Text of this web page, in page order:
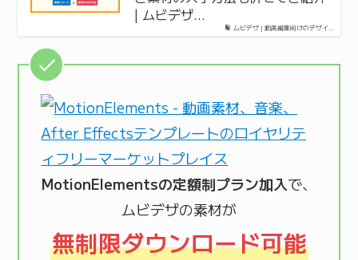
ムビデザ | 動画編集向けのデザイ…
| ムビデザ…
MotionElementsの定額制プラン加入で、
ムビデザの素材が
無制限ダウンロード可能